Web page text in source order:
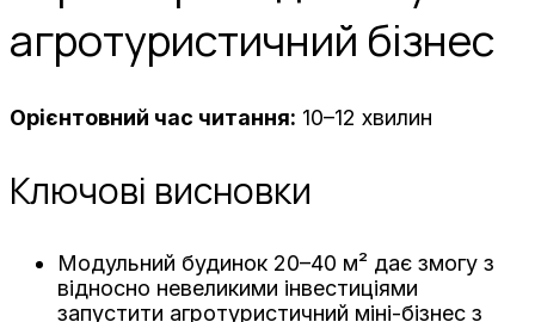
агротуристичний бізнес
Орієнтовний час читання: 10–12 хвилин
Ключові висновки
Модульний будинок 20–40 м² дає змогу з
відносно невеликими інвестиціями
запустити агротуристичний міні-бізнес з